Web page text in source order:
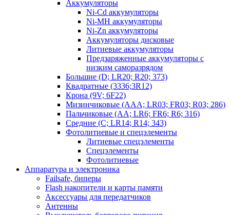
Аккумуляторы
Ni-Cd аккумуляторы
Ni-MH аккумуляторы
Ni-Zn аккумуляторы
Аккумуляторы дисковые
Литиевые аккумуляторы
Предзаряженные аккумуляторы с
низким саморазрядом
Большие (D; LR20; R20; 373)
Квадратные (3336;3R12)
Крона (9V; 6F22)
Мизинчиковые (AAA; LR03; FR03; R03; 286)
Пальчиковые (AA; LR6; FR6; R6; 316)
Средние (C; LR14; R14; 343)
Фотолитиевые и спецэлементы
Литиевые спецэлементы
Спецэлементы
Фотолитиевые
Аппаратура и электроника
Failsafe, биперы
Flash накопители и карты памяти
Аксессуары для передатчиков
Антенны